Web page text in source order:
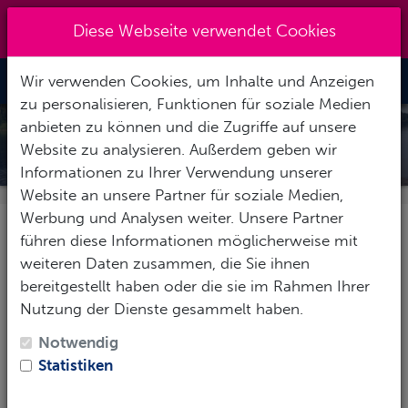
wuerzburg.de
Toggle
KULKWITZER SEE
Der See
DerKulkwitzer See liegt zwischen Leipzig und
Makranstädt und entstand in den sechziger
Maximaltiefe des Sees liegt bei 32 Metern. Der
Diese Webseite verwendet Cookies
Wir verwenden Cookies, um Inhalte und Anzeigen
zu personalisieren, Funktionen für soziale Medien
anbieten zu können und die Zugriffe auf unsere
Website zu analysieren. Außerdem geben wir
Informationen zu Ihrer Verwendung unserer
Website an unsere Partner für soziale Medien,
Werbung und Analysen weiter. Unsere Partner
führen diese Informationen möglicherweise mit
weiteren Daten zusammen, die Sie ihnen
bereitgestellt haben oder die sie im Rahmen Ihrer
Nutzung der Dienste gesammelt haben.
Notwendig
Statistiken